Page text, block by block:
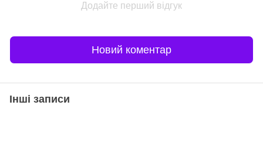
Додайте перший відгук
Новий коментар
Інші записи